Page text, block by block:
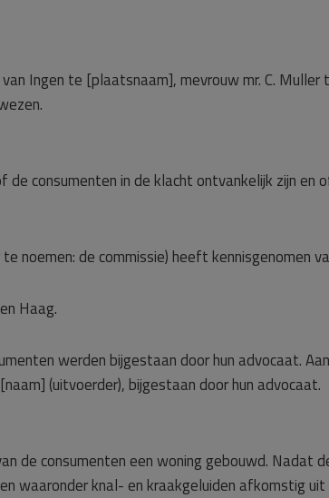
Ingen te [plaatsnaam], mevrouw mr. C.
consumenten in de klacht ontvankelijk zijn en
noemen: de commissie) heeft kennisgenomen
Haag.
werden bijgestaan door hun advocaat.
(uitvoerder), bijgestaan door hun advocaat.
de consumenten een woning gebouwd. Nadat
waaronder knal- en kraakgeluiden afkomstig